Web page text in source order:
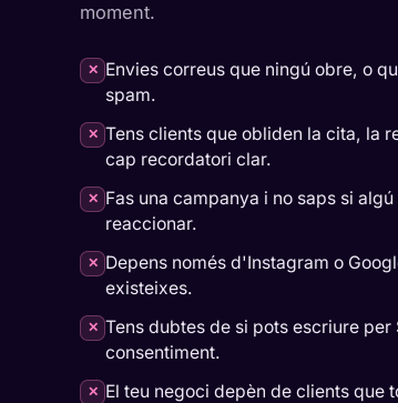
moment.
✕ Envies correus que ningú obre, o
spam.
✕ Tens clients que obliden la cita, la
cap recordatori clar.
✕ Fas una campanya i no saps si
reaccionar.
✕ Depens només d'Instagram o
existeixes.
✕ Tens dubtes de si pots escriure
consentiment.
✕ El teu negoci depèn de clients que